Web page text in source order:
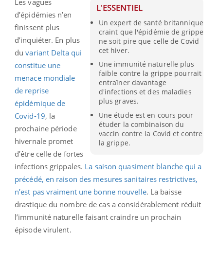
L'ESSENTIEL
Un expert de santé britannique
craint que l'épidémie de grippe
ne soit pire que celle de Covid
cet hiver.
Une immunité naturelle plus
faible contre la grippe pourrait
entraîner davantage
d'infections et des maladies
plus graves.
Une étude est en cours pour
étuder la combinaison du
vaccin contre la Covid et contre
la grippe.
Les vagues
d’épidémies n’en
finissent plus
d’inquiéter. En plus
duvariant Delta qui
constitue une
menace mondiale
de reprise
épidémique de
Covid-19, la
prochaine période
hivernale promet
d’être celle de fortes
infections grippales. La saison quasiment blanche qui a
précédé, en raison des mesures sanitaires restrictives,
n’est pas vraiment une bonne nouvelle. La baisse
drastique du nombre de cas a considérablement réduit
l’immunité naturelle faisant craindre un prochain
épisode virulent.